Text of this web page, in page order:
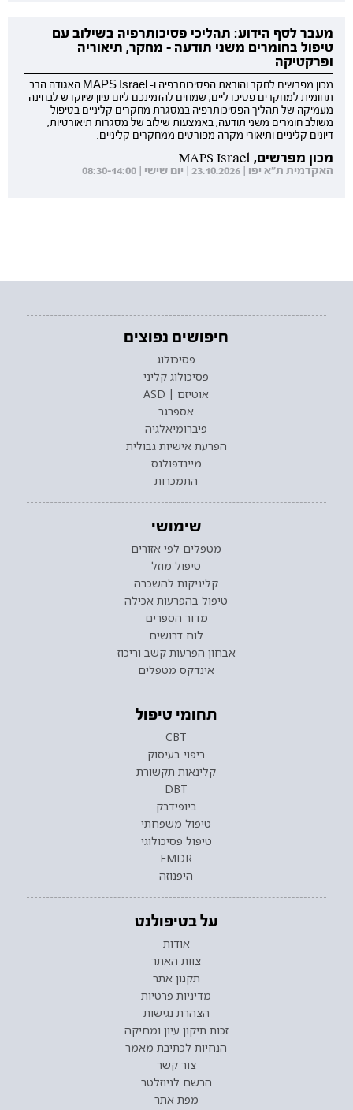
מעבר לסף הידוע: תהליכי פסיכותרפיה בשילוב עם
טיפול בחומרים משני תודעה - מחקר, תיאוריה
ופרקטיקה
מכון מפרשים לחקר והוראת הפסיכותרפיה ו- MAPS Israel האגודה הרב
תחומית למחקרים פסיכדליים, שמחים להזמינכם ליום עיון שיוקדש לבחינה
מעמיקה של תהליך הפסיכותרפיה במסגרת מחקרים קליניים בטיפול
משולב חומרים משני תודעה, באמצעות שילוב של מסגרות תיאורטיות,
דיונים קליניים ותיאורי מקרה מפורטים ממחקרים קליניים.
מכון מפרשים, MAPS Israel
האקדמית ת"א יפו | 23.10.2026 | יום שישי | 08:30-14:00
חיפושים נפוצים
פסיכולוג
פסיכולוג קליני
אוטיזם | ASD
אספרגר
פיברומיאלגיה
הפרעת אישיות גבולית
מיינדפולנס
התמכרות
שימושי
מטפלים לפי אזורים
טיפול מוזל
קליניקות להשכרה
טיפול בהפרעות אכילה
מדור הספרים
לוח דרושים
אבחון הפרעות קשב וריכוז
אינדקס מטפלים
תחומי טיפול
CBT
ריפוי בעיסוק
קלינאות תקשורת
DBT
ביופידבק
טיפול משפחתי
טיפול פסיכולוגי
EMDR
היפנוזה
על בטיפולנט
אודות
צוות האתר
תקנון אתר
מדיניות פרטיות
הצהרת נגישות
זכות תיקון עיון ומחיקה
הנחיות לכתיבת מאמר
צור קשר
הרשם לניוזלטר
מפת אתר